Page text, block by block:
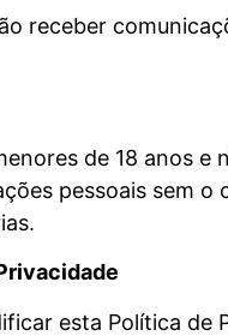
receber
de 18 anos
pessoais sem
esta Política de